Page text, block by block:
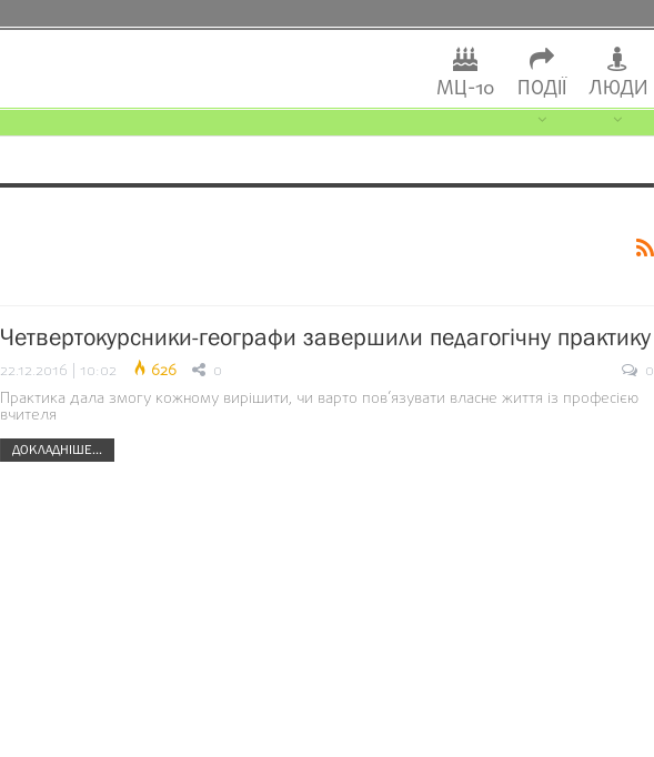
МЦ-10 ПОДІЇ ЛЮДИ
Четвертокурсники-географи завершили педагогічну практику
22.12.2016 | 10:02 626 0
0
Практика дала змогу кожному вирішити, чи варто пов’язувати власне життя із професією
вчителя
ДОКЛАДНІШЕ...